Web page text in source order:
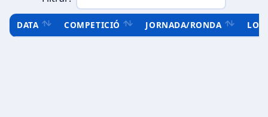
DATA COMPETICIÓ JORNADA/RONDA